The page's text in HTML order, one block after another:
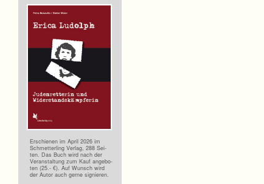
Erschie­nen im April 2026 im
Schmet­ter­ling Ver­lag, 288 Sei­
ten. Das Buch wird nach der
Ver­an­stal­tung zum Kauf ange­bo­
ten (25.- €). Auf Wunsch wird
der Autor auch gerne signieren.